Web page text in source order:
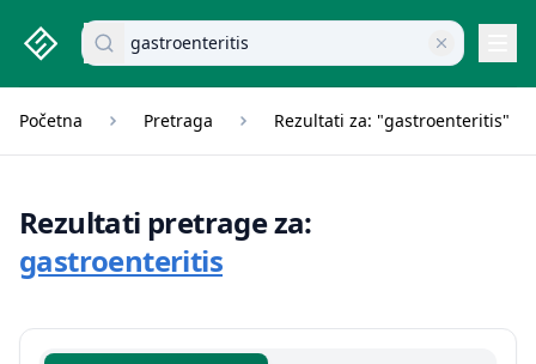
studenti.rs home page
Pretraži dokumente
Početna Pretraga Rezultati za: "gastroenteritis"
Rezultati pretrage za:
gastroenteritis